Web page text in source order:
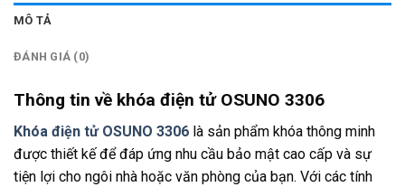
MÔ TẢ
ĐÁNH GIÁ (0)
Thông tin về khóa điện tử OSUNO 3306
Khóa điện tử OSUNO 3306 là sản phẩm khóa thông minh
được thiết kế để đáp ứng nhu cầu bảo mật cao cấp và sự
tiện lợi cho ngôi nhà hoặc văn phòng của bạn. Với các tính